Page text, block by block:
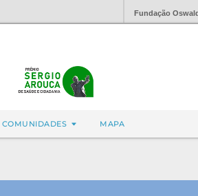
Fundação
COMUNIDADES MAPA